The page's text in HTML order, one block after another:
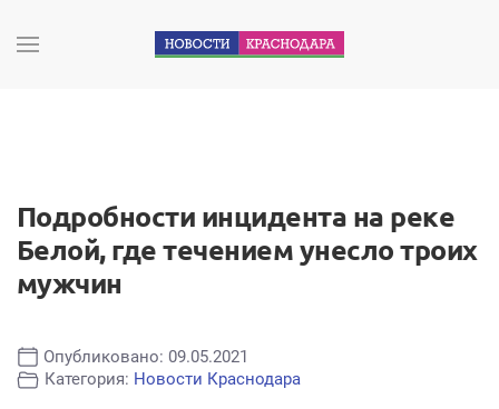
Подробности инцидента на реке
Белой, где течением унесло троих
мужчин
Опубликовано: 09.05.2021
Категория: Новости Краснодара